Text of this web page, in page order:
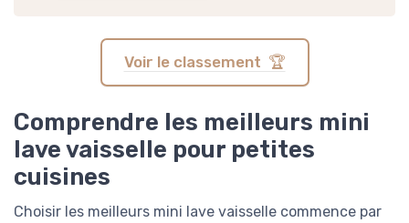
Voir le classement 🏆
Comprendre les meilleurs mini
lave vaisselle pour petites
cuisines
Choisir les meilleurs mini lave vaisselle commence par